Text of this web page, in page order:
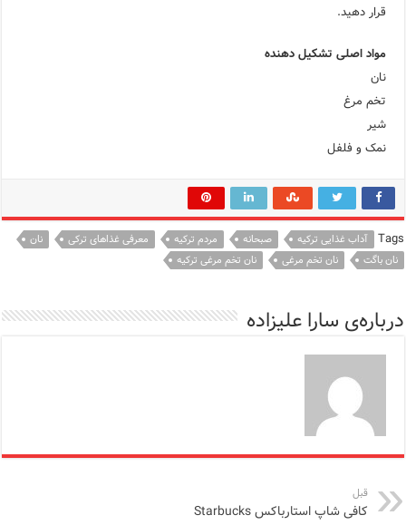
قرار دهید.
مواد اصلی تشکیل دهنده
نان
تخم مرغ
شیر
نمک و فلفل
Tags آداب غذایی ترکیه صبحانه مردم ترکیه معرفی غذاهای ترکی
نان
نان باگت
نان تخم مرغی نان تخم مرغی ترکیه
درباره‌ی سارا علیزاده
قبل
کافی شاپ استارباکس Starbucks